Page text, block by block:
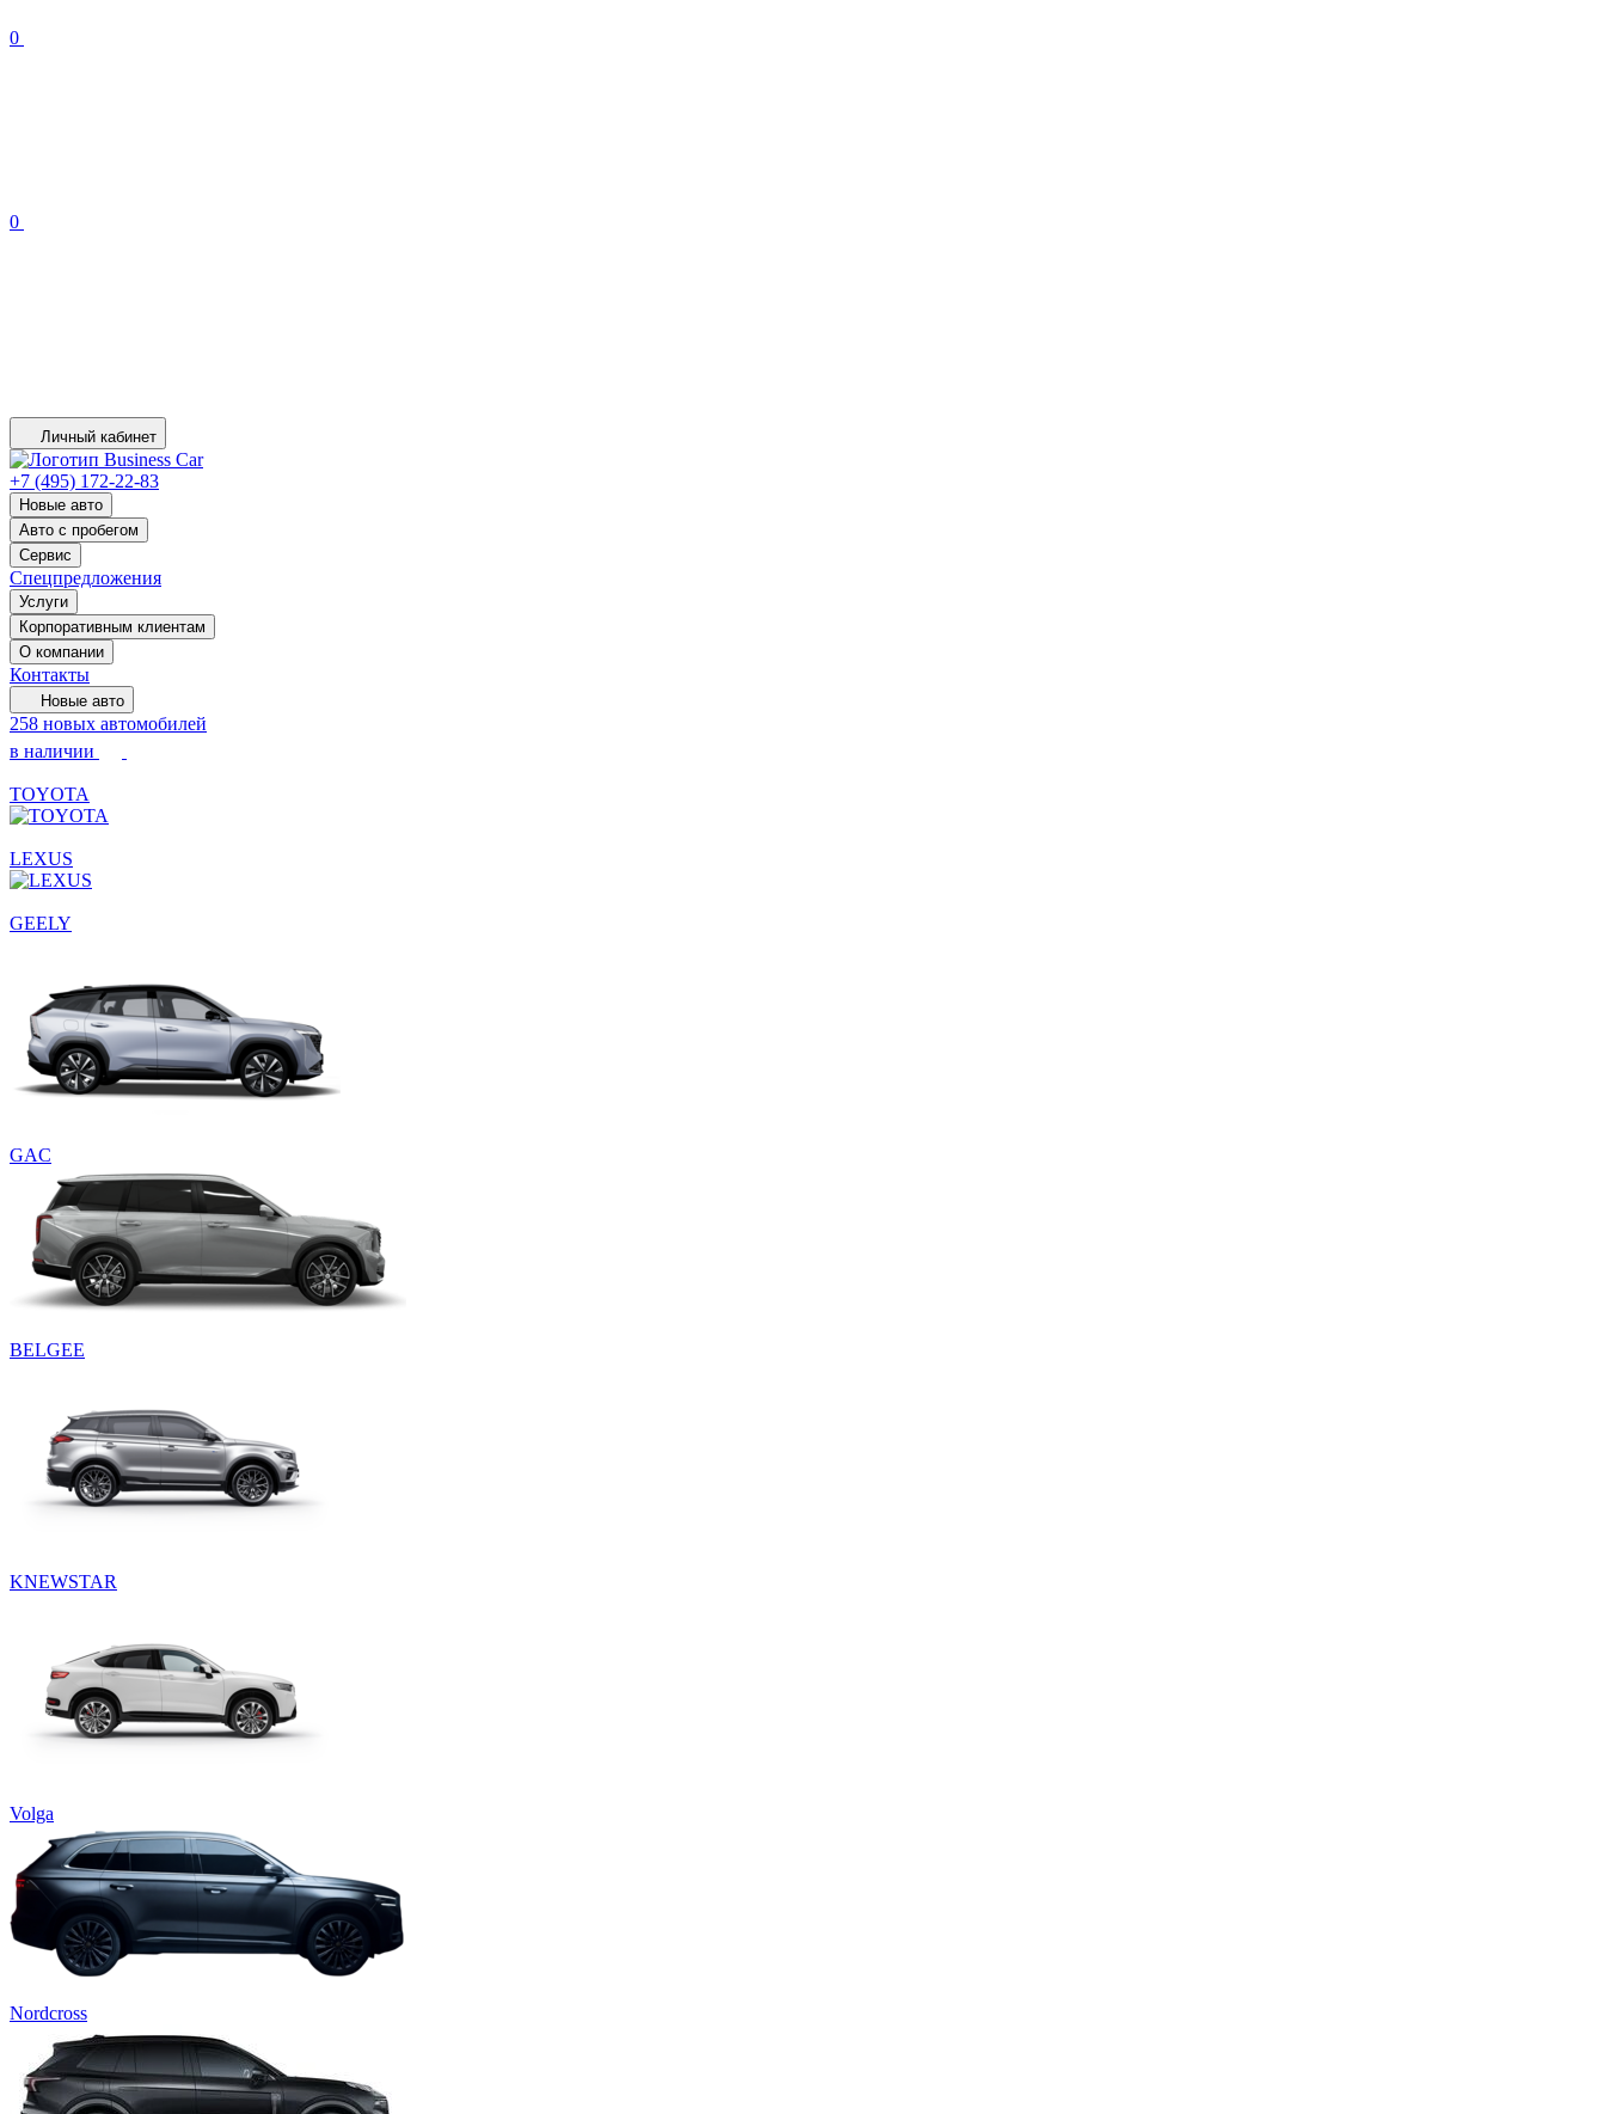
0
0
Личный кабинет
+7 (495) 172-22-83
Новые авто
Авто с пробегом
Сервис
Спецпредложения
Услуги
Корпоративным клиентам
О компании
Контакты
Новые авто
258 новых автомобилей
в наличии
TOYOTA
LEXUS
GEELY
GAC
BELGEE
KNEWSTAR
Volga
Nordcross